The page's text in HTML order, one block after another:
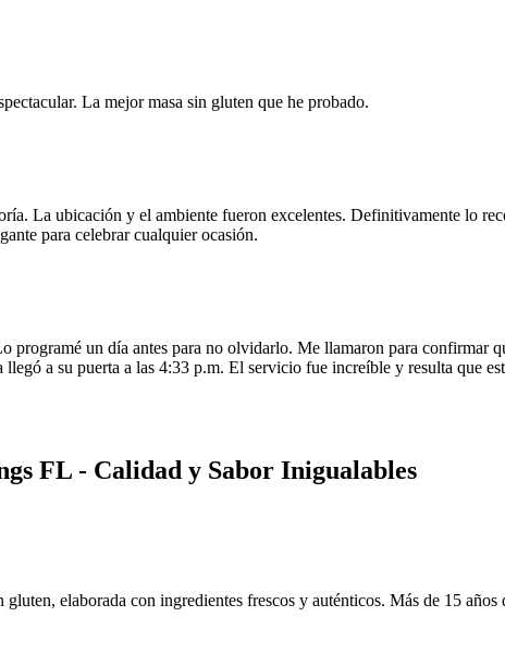
La mejor masa sin gluten que he probado.
La ubicación y el ambiente fueron excelentes. Definitivamente lo
para celebrar cualquier ocasión.
un día antes para no olvidarlo. Me llamaron para confirmar
a su puerta a las 4:33 p.m. El servicio fue increíble y resulta que
FL - Calidad y Sabor Inigualables
elaborada con ingredientes frescos y auténticos. Más de 15 años